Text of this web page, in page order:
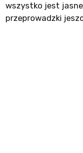
wszystko jest
przeprowadzki